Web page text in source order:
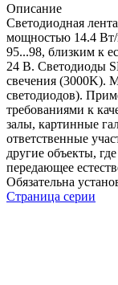
Описание
Светодиодная
мощностью 14.4 Вт/
95...98, близким к
24 В. Светодиоды
свечения (3000K).
светодиодов).
требованиями к
залы, картинные
ответственные
другие объекты,
передающее
Обязательна
Страница серии